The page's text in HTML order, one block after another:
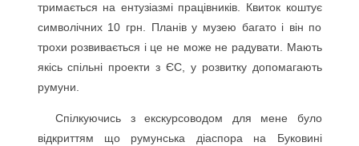
тримається на ентузіазмі працівників. Квиток коштує
символічних 10 грн. Планів у музею багато і він по
трохи розвивається і це не може не радувати. Мають
якісь спільні проекти з ЄС, у розвитку допомагають
румуни.
Спілкуючись з екскурсоводом для мене було
відкриттям що румунська діаспора на Буковині